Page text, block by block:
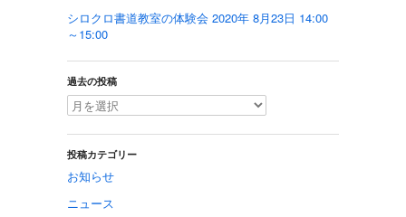
シロクロ書道教室の体験会 2020年 8月23日 14:00
～15:00
過去の投稿
投稿カテゴリー
お知らせ
ニュース